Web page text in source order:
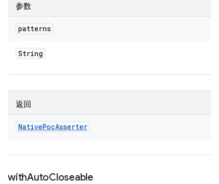
参数
patterns
String
返回
NativePocAsserter
withAutoCloseable